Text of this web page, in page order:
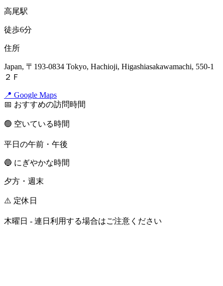
高尾駅
徒歩6分
住所
Japan, 〒193-0834 Tokyo, Hachioji, Higashiasakawamachi, 550-1
２Ｆ
📍 Google Maps
📅 おすすめの訪問時間
🟢 空いている時間
平日の午前・午後
🔵 にぎやかな時間
夕方・週末
⚠️ 定休日
木曜日 - 連日利用する場合はご注意ください